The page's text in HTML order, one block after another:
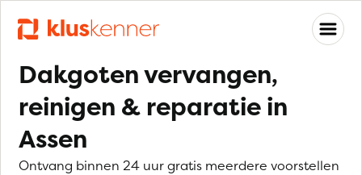
Dakgoten vervangen,
reinigen & reparatie in
Assen
Ontvang binnen 24 uur gratis meerdere voorstellen